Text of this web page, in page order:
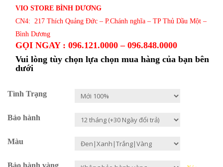
VIO STORE BÌNH DƯƠNG
CN4: 217 Thích Quảng Đức – P.Chánh nghĩa – TP Thủ Dầu Một –
Bình Dương
GỌI NGAY : 096.121.0000 – 096.848.0000
Vui lòng tùy chọn lựa chọn mua hàng của bạn bên
dưới
Tình Trạng
Bảo hành
Màu